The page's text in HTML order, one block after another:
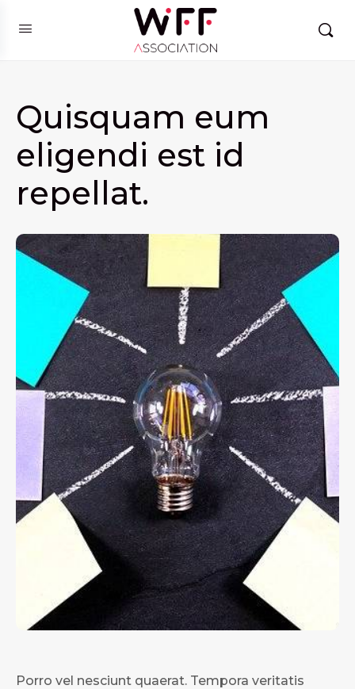
Quisquam eum
eligendi est id
repellat.
Porro vel nesciunt quaerat. Tempora veritatis